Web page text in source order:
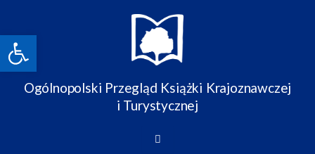
content
Ogólnopolski Przegląd Książki Krajoznawczej
i Turystycznej
Open toolbar